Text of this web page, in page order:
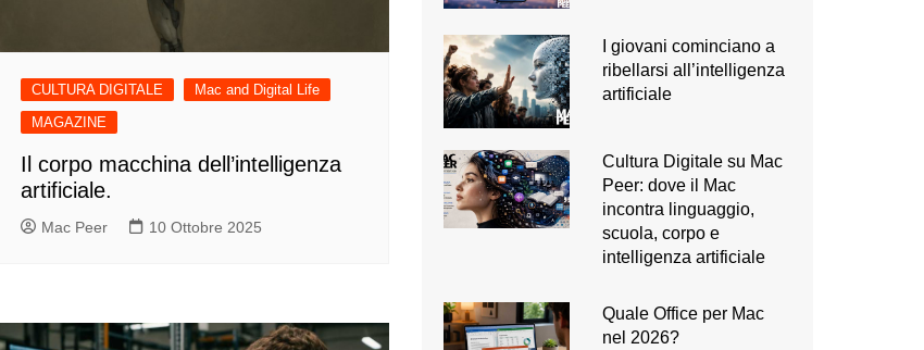
CULTURA DIGITALE
Mac and Digital Life
MAGAZINE
Il corpo macchina dell’intelligenza
artificiale.
Mac Peer 10 Ottobre 2025
I giovani cominciano a
ribellarsi all’intelligenza
artificiale
Cultura Digitale su Mac
Peer: dove il Mac
incontra linguaggio,
scuola, corpo e
intelligenza artificiale
Quale Office per Mac
nel 2026?